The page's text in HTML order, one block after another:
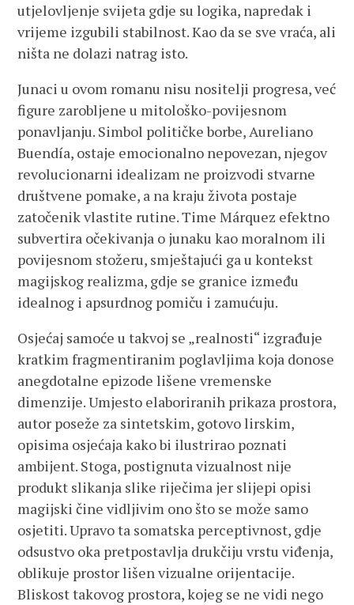
utjelovljenje svijeta gdje su logika, napredak i
vrijeme izgubili stabilnost. Kao da se sve vraća, ali
ništa ne dolazi natrag isto.
Junaci u ovom romanu nisu nositelji progresa, već
figure zarobljene u mitološko-povijesnom
ponavljanju. Simbol političke borbe, Aureliano
Buendía, ostaje emocionalno nepovezan, njegov
revolucionarni idealizam ne proizvodi stvarne
društvene pomake, a na kraju života postaje
zatočenik vlastite rutine. Time Márquez efektno
subvertira očekivanja o junaku kao moralnom ili
povijesnom stožeru, smještajući ga u kontekst
magijskog realizma, gdje se granice između
idealnog i apsurdnog pomiču i zamućuju.
Osjećaj samoće u takvoj se „realnosti“ izgrađuje
kratkim fragmentiranim poglavljima koja donose
anegdotalne epizode lišene vremenske
dimenzije. Umjesto elaboriranih prikaza prostora,
autor poseže za sintetskim, gotovo lirskim,
opisima osjećaja kako bi ilustrirao poznati
ambijent. Stoga, postignuta vizualnost nije
produkt slikanja slike riječima jer slijepi opisi
magijski čine vidljivim ono što se može samo
osjetiti. Upravo ta somatska perceptivnost, gdje
odsustvo oka pretpostavlja drukčiju vrstu viđenja,
oblikuje prostor lišen vizualne orijentacije.
Bliskost takovog prostora, kojeg se ne vidi nego